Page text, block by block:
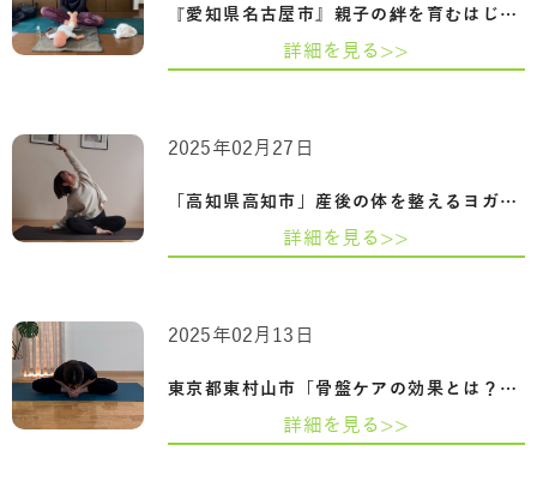
『愛知県名古屋市』親子の絆を育むはじめ…
詳細を見る>>
「高知県高知市」産後の体を整えるヨガ-骨…
2025年02月27日
詳細を見る>>
東京都東村山市「骨盤ケアの効果とは？姿…
2025年02月13日
詳細を見る>>